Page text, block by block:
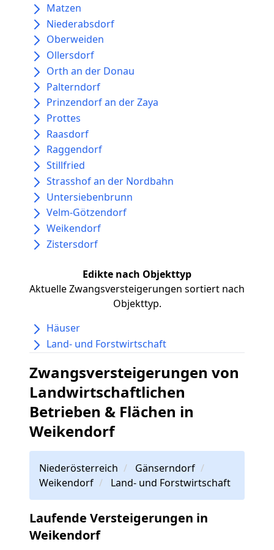
Matzen
Niederabsdorf
Oberweiden
Ollersdorf
Orth an der Donau
Palterndorf
Prinzendorf an der Zaya
Prottes
Raasdorf
Raggendorf
Stillfried
Strasshof an der Nordbahn
Untersiebenbrunn
Velm-Götzendorf
Weikendorf
Zistersdorf
Edikte nach Objekttyp
Aktuelle Zwangsversteigerungen sortiert nach
Objekttyp.
Häuser
Land- und Forstwirtschaft
Zwangsversteigerungen von
Landwirtschaftlichen
Betrieben & Flächen in
Weikendorf
Niederösterreich
Gänserndorf
Weikendorf
Land- und Forstwirtschaft
Laufende Versteigerungen in
Weikendorf